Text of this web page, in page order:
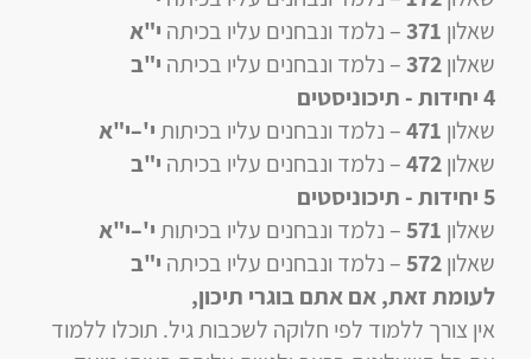
שאלון 371– נלמד ונבחנים עליו בכיתה י"א
שאלון372– נלמד ונבחנים עליו בכיתה י"ב
4 יחידות
- תיכוניסטים
שאלון 471
–נלמד ונבחנים עליו בכיתותי'–י"א
שאלון472
–נלמד ונבחנים עליו בכיתה י"ב
5 יחידות
- תיכוניסטים
שאלון 571
–נלמד ונבחנים עליו בכיתותי'–י"א
שאלון572
–נלמד ונבחנים עליו בכיתה י"ב
לעומת זאת, אם אתם בוגרי תיכון,
אין צורך ללמוד לפי חלוקה לשכבות גיל. תוכלו ללמוד